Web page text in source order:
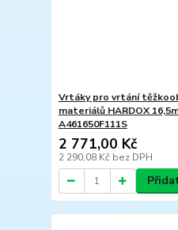
Vrtáky pro vrtání
materiálů HARDOX
A461650F111S
2 771,00 Kč
2 290,08 Kč bez DPH